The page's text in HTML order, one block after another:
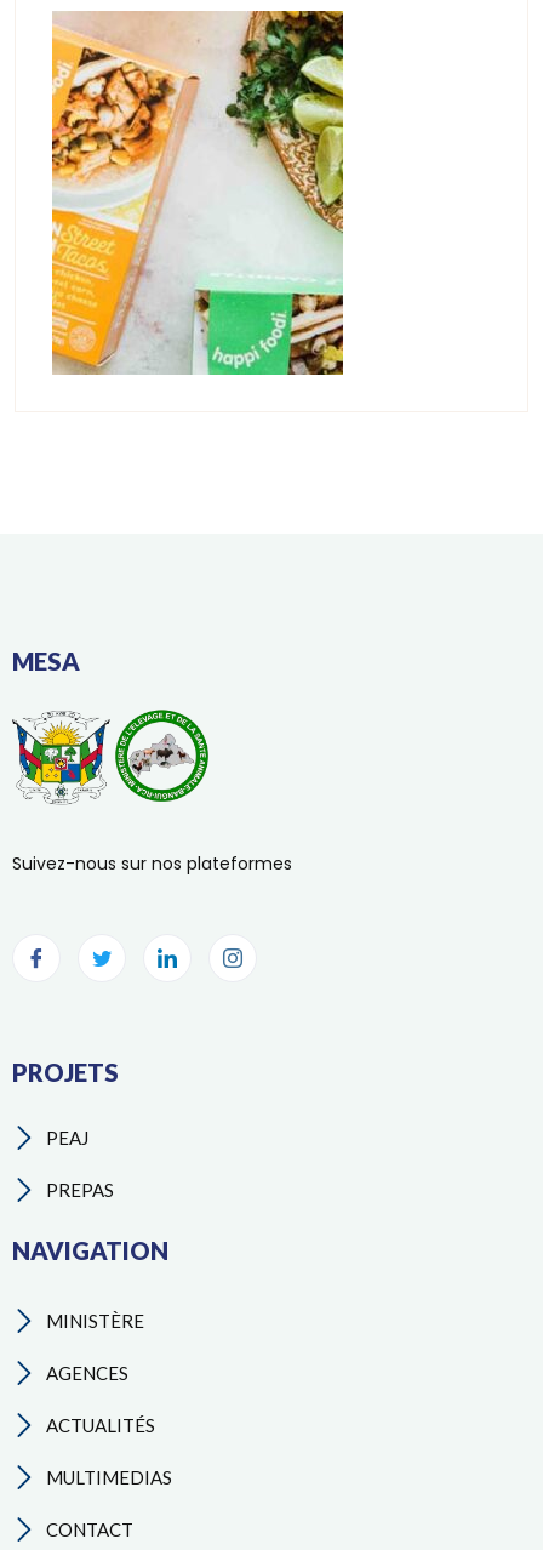
MESA
Suivez-nous sur nos plateformes
PROJETS
PEAJ
PREPAS
NAVIGATION
MINISTÈRE
AGENCES
ACTUALITÉS
MULTIMEDIAS
CONTACT